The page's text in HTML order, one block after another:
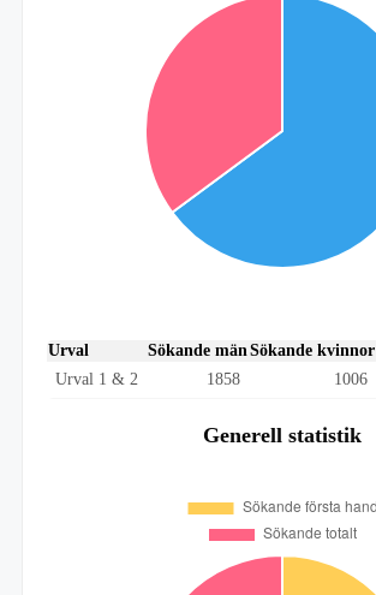
Urval Sökande mänSökande kvinnor
Urval 1 & 2
1858 1006
Generell statistik